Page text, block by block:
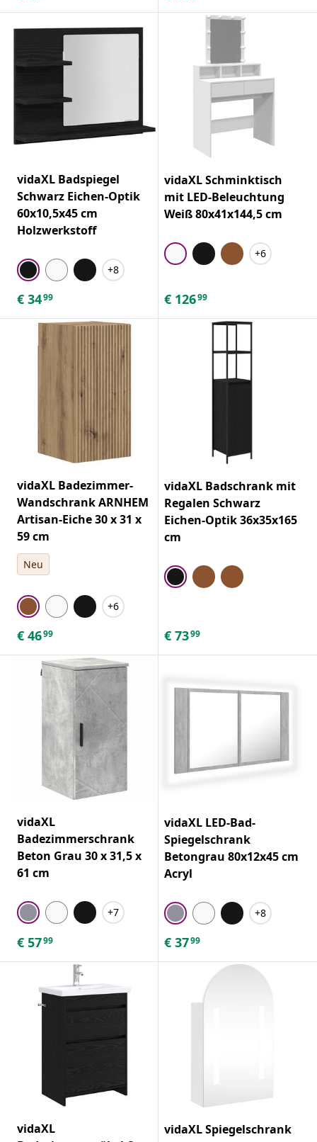
vidaXL Badspiegel
Schwarz Eichen-Optik
60x10,5x45 cm
Holzwerkstoff
+8
€ 3499
vidaXL Schminktisch
mit LED-Beleuchtung
Weiß 80x41x144,5 cm
+6
€ 12699
vidaXL Badezimmer-
Wandschrank ARNHEM
Artisan-Eiche 30 x 31 x
59 cm
Neu
+6
€ 4699
vidaXL Badschrank mit
Regalen Schwarz
Eichen-Optik 36x35x165
cm
€ 7399
vidaXL
Badezimmerschrank
Beton Grau 30 x 31,5 x
61 cm
+7
€ 5799
vidaXL LED-Bad-
Spiegelschrank
Betongrau 80x12x45 cm
Acryl
+8
€ 3799
vidaXL
vidaXL Spiegelschrank